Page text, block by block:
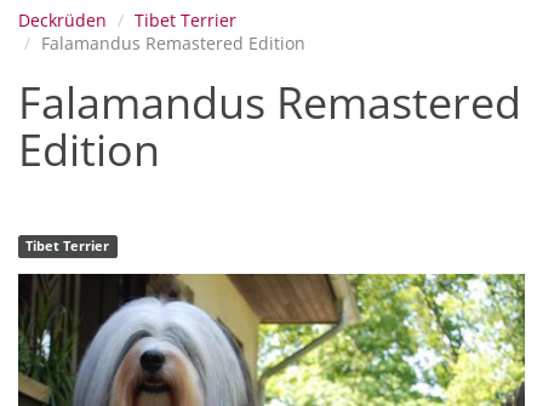
Deckrüden
Tibet Terrier
Falamandus Remastered Edition
Falamandus Remastered
Edition
Tibet Terrier